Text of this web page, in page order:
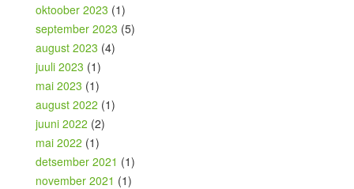
oktoober 2023 (1)
september 2023 (5)
august 2023 (4)
juuli 2023 (1)
mai 2023 (1)
august 2022 (1)
juuni 2022 (2)
mai 2022 (1)
detsember 2021 (1)
november 2021 (1)